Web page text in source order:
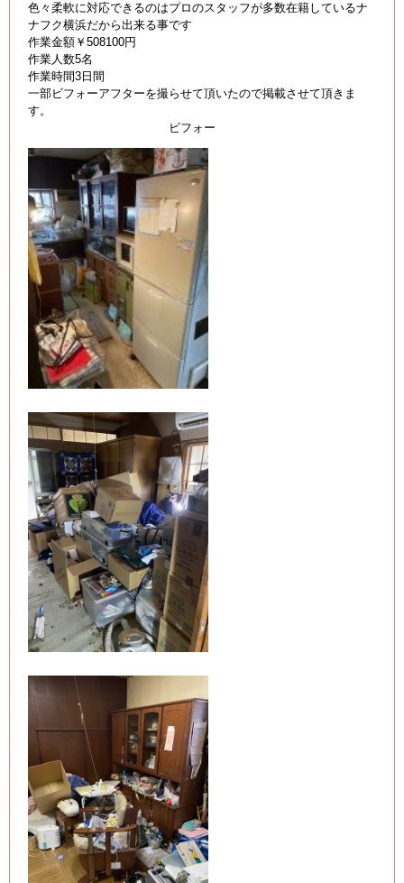
色々柔軟に対応できるのはプロのスタッフが多数在籍しているナ
ナフク横浜だから出来る事です
作業金額￥508100円
作業人数5名
作業時間3日間
一部ビフォーアフターを撮らせて頂いたので掲載させて頂きま
す。
ビフォー